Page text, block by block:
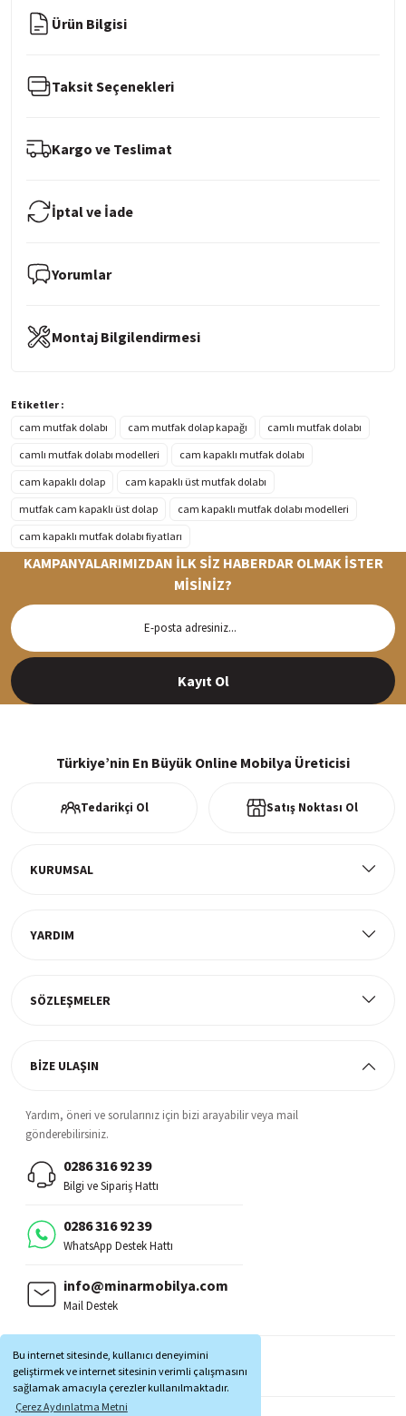
Bu internet sitesinde, kullanıcı deneyimini
geliştirmek ve internet sitesinin verimli çalışmasını
sağlamak amacıyla çerezler kullanılmaktadır.
Çerez Aydınlatma Metni
Ürün Bilgisi
Taksit Seçenekleri
Kargo ve Teslimat
İptal ve İade
Yorumlar
Montaj Bilgilendirmesi
Etiketler :
cam mutfak dolabı
cam mutfak dolap kapağı
camlı mutfak dolabı
camlı mutfak dolabı modelleri
cam kapaklı mutfak dolabı
cam kapaklı dolap
cam kapaklı üst mutfak dolabı
mutfak cam kapaklı üst dolap
cam kapaklı mutfak dolabı modelleri
cam kapaklı mutfak dolabı fiyatları
Siparişleriniz en kısa sürede hazırlanarak kargoya verilir
KAMPANYALARIMIZDAN İLK SİZ HABERDAR OLMAK İSTER
MİSİNİZ?
Kayıt Ol
Türkiye’nin En Büyük Online Mobilya Üreticisi
Tedarikçi Ol Satış Noktası Ol
KURUMSAL
YARDIM
SÖZLEŞMELER
BİZE ULAŞIN
Yardım, öneri ve sorularınız için bizi arayabilir veya mail
gönderebilirsiniz.
0286 316 92 39
Bilgi ve Sipariş Hattı
0286 316 92 39
WhatsApp Destek Hattı
info@minarmobilya.com
Mail Destek
MOBİL UYGULAMALAR: